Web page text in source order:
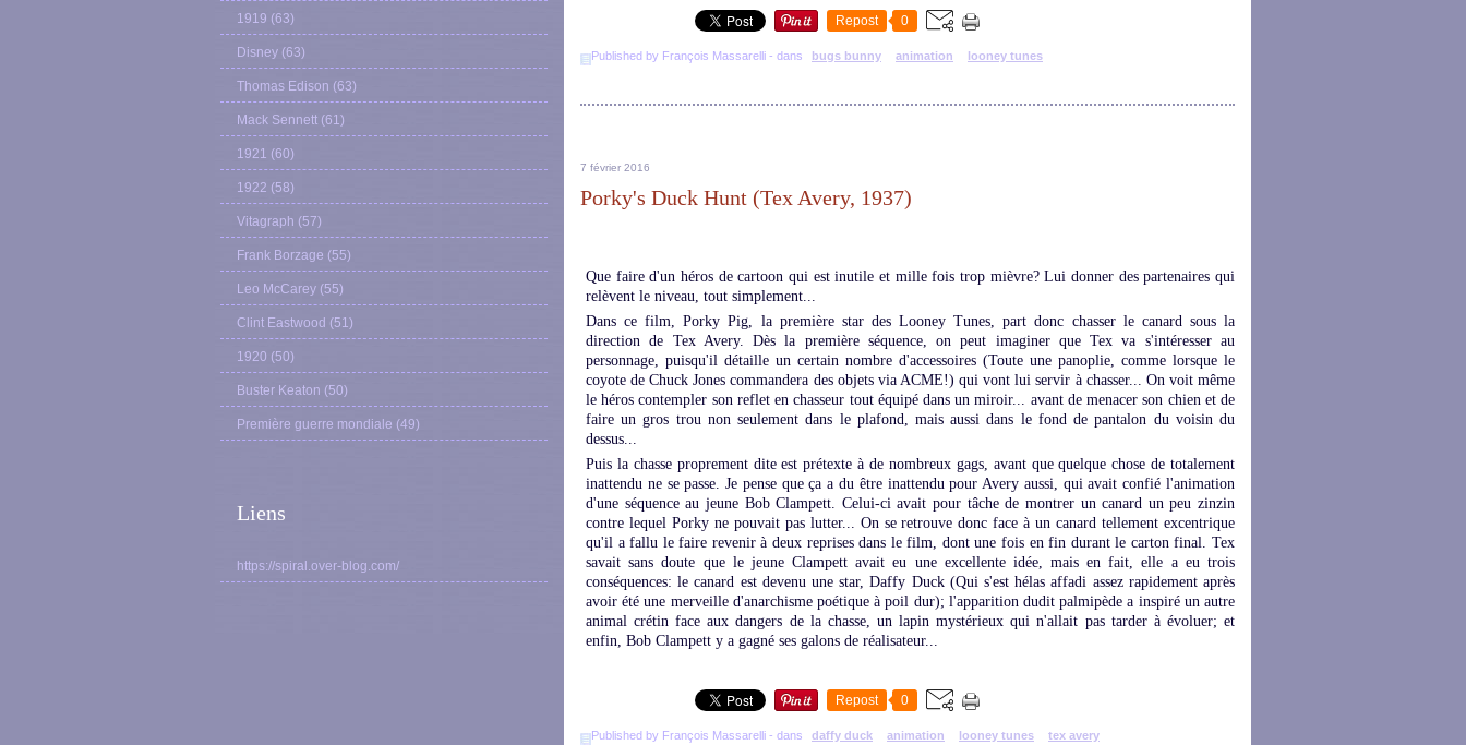
1919 (63)
Disney (63)
Thomas Edison (63)
Mack Sennett (61)
1921 (60)
1922 (58)
Vitagraph (57)
Frank Borzage (55)
Leo McCarey (55)
Clint Eastwood (51)
1920 (50)
Buster Keaton (50)
Première guerre mondiale (49)
Liens
https://spiral.over-blog.com/
Repost 0
Published by François Massarelli - dans bugs bunny animation looney tunes
7 février 2016
Porky's Duck Hunt (Tex Avery, 1937)
Que faire d'un héros de cartoon qui est inutile et mille fois trop mièvre? Lui donner des partenaires qui
relèvent le niveau, tout simplement...
Dans ce film, Porky Pig, la première star des Looney Tunes, part donc chasser le canard sous la
direction de Tex Avery. Dès la première séquence, on peut imaginer que Tex va s'intéresser au
personnage, puisqu'il détaille un certain nombre d'accessoires (Toute une panoplie, comme lorsque le
coyote de Chuck Jones commandera des objets via ACME!) qui vont lui servir à chasser... On voit même
le héros contempler son reflet en chasseur tout équipé dans un miroir... avant de menacer son chien et de
faire un gros trou non seulement dans le plafond, mais aussi dans le fond de pantalon du voisin du
dessus...
Puis la chasse proprement dite est prétexte à de nombreux gags, avant que quelque chose de totalement
inattendu ne se passe. Je pense que ça a du être inattendu pour Avery aussi, qui avait confié l'animation
d'une séquence au jeune Bob Clampett. Celui-ci avait pour tâche de montrer un canard un peu zinzin
contre lequel Porky ne pouvait pas lutter... On se retrouve donc face à un canard tellement excentrique
qu'il a fallu le faire revenir à deux reprises dans le film, dont une fois en fin durant le carton final. Tex
savait sans doute que le jeune Clampett avait eu une excellente idée, mais en fait, elle a eu trois
conséquences: le canard est devenu une star, Daffy Duck (Qui s'est hélas affadi assez rapidement après
avoir été une merveille d'anarchisme poétique à poil dur); l'apparition dudit palmipède a inspiré un autre
animal crétin face aux dangers de la chasse, un lapin mystérieux qui n'allait pas tarder à évoluer; et
enfin, Bob Clampett y a gagné ses galons de réalisateur...
Repost 0
Published by François Massarelli - dans daffy duck animation looney tunes tex avery